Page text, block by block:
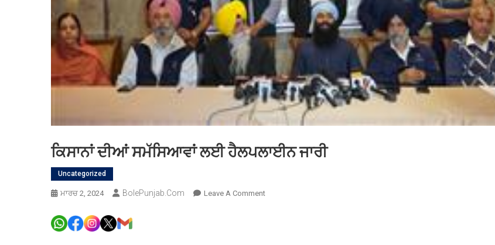
ਕਿਸਾਨਾਂ ਦੀਆਂ ਸਮੱਸਿਆਵਾਂ ਲਈ ਹੈਲਪਲਾਈਨ ਜਾਰੀ
Uncategorized
ਮਾਰਚ 2, 2024 BolePunjab.com Leave A CommentOn